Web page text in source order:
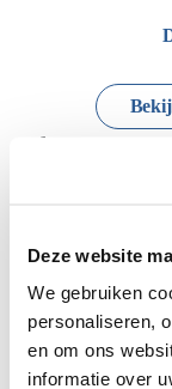
Deze website
We gebruiken
personaliseren,
en om ons
informatie over
Photo